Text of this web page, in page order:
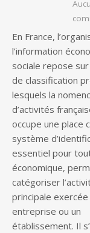
En France,
l’information
sociale repose
de classification
lesquels la
d’activités
occupe une place
système
essentiel pour
économique,
catégoriser
principale
entreprise ou un
établissement. Il